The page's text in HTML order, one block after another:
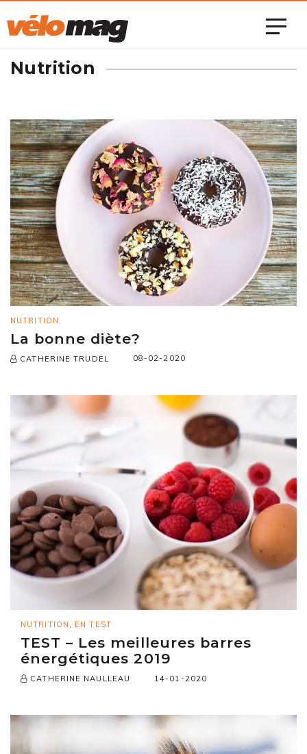
Nutrition
NUTRITION
La bonne diète?
CATHERINE TRUDEL 08-02-2020
NUTRITION , EN TEST
TEST – Les meilleures barres
énergétiques 2019
CATHERINE NAULLEAU 14-01-2020